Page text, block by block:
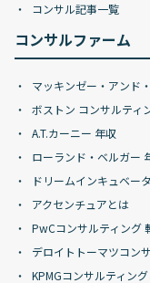
コンサル記事一覧
コンサルファーム
マッキンゼー・アンド
ボストン コンサルティ
A.T.カーニー 年収
ローランド・ベルガー
ドリームインキュベー
アクセンチュアとは
PwCコンサルティング
デロイトトーマツコン
KPMGコンサルティン